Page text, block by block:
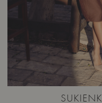
SUKIENKI